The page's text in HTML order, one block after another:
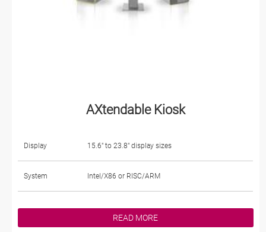
AXtendable Kiosk
Display 15.6" to 23.8" display sizes
System Intel/X86 or RISC/ARM
READ MORE